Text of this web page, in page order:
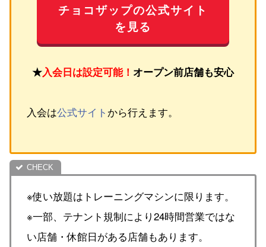
チョコザップの公式サイト
を見る
★入会日は設定可能！ オープン前店舗も安心
入会は公式サイト から行えます。
※使い放題はトレーニングマシンに限ります。
※一部、テナント規制により24時間営業ではな
い店舗・休館日がある店舗もあります。